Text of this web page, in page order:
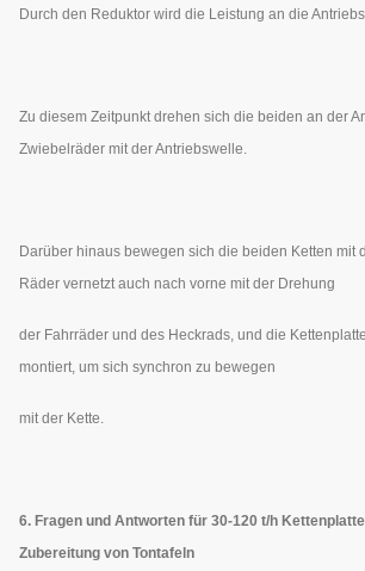
Durch den Reduktor wird die Leistung an die
Zu diesem Zeitpunkt drehen sich die beiden an der
Zwiebelräder mit der Antriebswelle.
Darüber hinaus bewegen sich die beiden Ketten mit
Räder vernetzt auch nach vorne mit der Drehung
der Fahrräder und des Heckrads, und die
montiert, um sich synchron zu bewegen
mit der Kette.
6. Fragen und Antworten für 30-120 t/h
Zubereitung von Tontafeln